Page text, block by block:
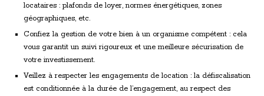
locataires : plafonds de loyer, normes énergétiques, zones
géographiques, etc.
Confiez la gestion de votre bien à un organisme compétent : cela
vous garantit un suivi rigoureux et une meilleure sécurisation de
votre investissement.
Veillez à respecter les engagements de location : la défiscalisation
est conditionnée à la durée de l’engagement, au respect des